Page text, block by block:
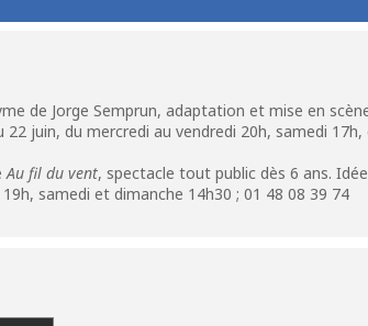
de Jorge Semprun, adaptation et mise en
22 juin, du mercredi au vendredi 20h, samedi
Au fil du vent, spectacle tout public dès 6 ans.
samedi et dimanche 14h30 ; 01 48 08 39 74